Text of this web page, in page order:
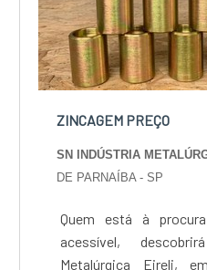
ZINCAGEM PREÇO
SN INDÚSTRIA
DE PARNAÍBA - SP
Quem está à
acessível,
Metalúrgica Eireli,